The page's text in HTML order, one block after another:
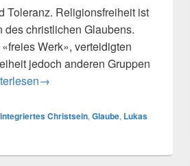
Toleranz. Religionsfreiheit ist
des christlichen Glaubens.
Werk», verteidigten
jedoch anderen Gruppen
«Der Glaube soll ohne Tyrannei sein»
→
Christsein, Glaube, Lukas